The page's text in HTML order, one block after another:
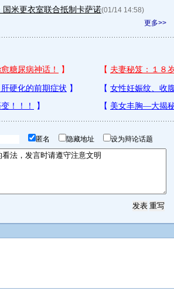
米更衣室联合抵制卡萨诺(01/14 14:58)
更多>>
匿名 隐藏地址 设为辩论话题